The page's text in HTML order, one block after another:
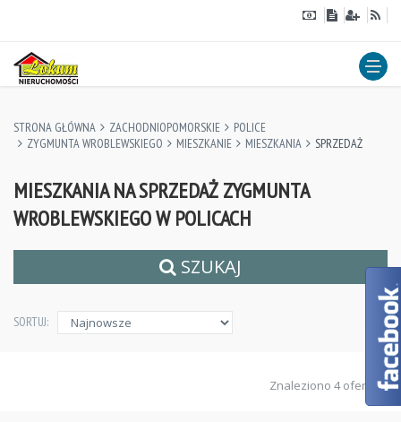
STRONA GŁÓWNA ZACHODNIOPOMORSKIE
POLICE
ZYGMUNTA WROBLEWSKIEGO
MIESZKANIE MIESZKANIA SPRZEDAŻ
MIESZKANIA NA SPRZEDAŻ ZYGMUNTA
WROBLEWSKIEGO W POLICACH
SZUKAJ
SORTUJ:
Znaleziono 4 ofert